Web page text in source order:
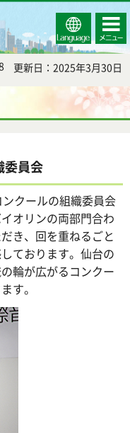
Select
Language
コンテ
ンツメ
ニュー
更新日：2025年3月30日
委員会
クールの組織委員会
オリンの両部門合わ
き、回を重ねるごと
ております。仙台の
輪が広がるコンクー
す。